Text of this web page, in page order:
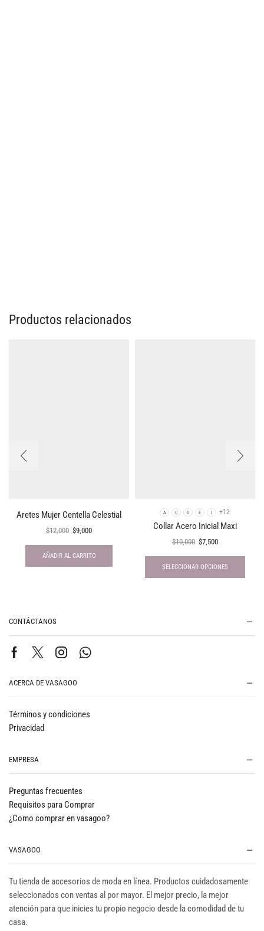
Productos relacionados
Aretes Mujer Centella Celestial
$12,000 $9,000
AÑADIR AL CARRITO
A C D E +12
Collar Acero Inicial Maxi
$10,000 $7,500
SELECCIONAR OPCIONES
CONTÁCTANOS
ACERCA DE VASAGOO
Términos y condiciones
Privacidad
EMPRESA
Preguntas frecuentes
Requisitos para Comprar
¿Como comprar en vasagoo?
VASAGOO
Tu tienda de accesorios de moda en línea. Productos cuidadosamente
seleccionados con ventas al por mayor. El mejor precio, la mejor
atención para que inicies tu propio negocio desde la comodidad de tu
casa.